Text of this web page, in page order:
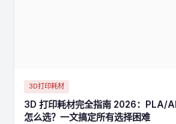
3D打印耗材
3D 打印耗材完全指南 2026：PLA/
怎么选？一文搞定所有选择困难